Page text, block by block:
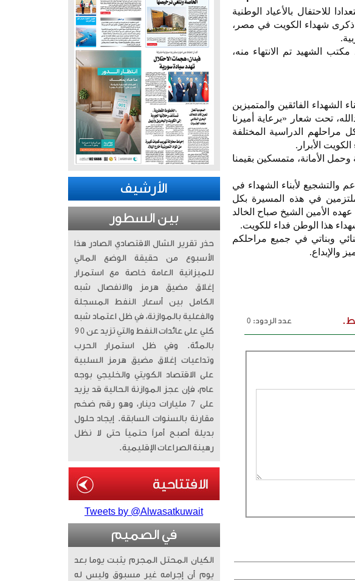
للاحتفال بالأعياد الوطنية
ذكرى شهداء الكويت في مصر،
الشهيد تم الانتهاء منه،
الذي أقيم مساء أمس الأول ، لتكريم 122 ابنا من أبناء الشهداء الفائقين والمتميزين
العبدالله، تحت شعار «برعاية أميرنا
مراحلهم الدراسية المختلفة
الأبرار.
وحمل الأمانة، متمسكين بقيمنا
لأبناء الشهداء في
ملتزمين في هذه المسيرة بكل
الأمين الشيخ صباح الخالد
هذا الوطن فداء للكويت.
وبناتي في جميع مراحلكم
والإبداع.
عدد الردود: 0
الأرشيف
بين السطور
حذر تقرير الشال الاقتصادي الصادر هذا
الأسبوع من حقيقة الوضع المالي
للميزانية العامة خاصة مع استمرار
إغلاق مضيق هرمز والانفصال شبه
الكامل بين أسعار النفط المسجلة
والفعلية بالموازنة، في ظل اعتماد شبه
كلي على عائدات النفط والتي تزيد عن 90
بالمئة. وفي ظل استمرار الحرب
وتداعيات إغلاق مضيق هرمز السلبية
على الاقتصاد الكويتي والخليجي بوجه
عام، فإن عجز الموازنة الحالية قد يزيد
على 7 مليارات دينار، وهو رقم ضخم
مقارنة بالسنوات السابقة. إيجاد حلول
بديلة أصبح أمراً حتمياً حتى لا نظل
رهينة الصراعات الإقليمية.
Tweets by @Alwasatkuwait
في الصميم
الكيان المحتل المجرم يثبت يوما بعد
يوم أن إجرامه غير مسبوق وليس له